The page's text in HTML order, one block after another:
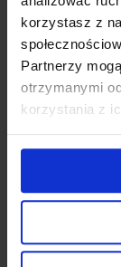
korzystasz z
Partnerzy
otrzymanymi
korzystania z
Dane